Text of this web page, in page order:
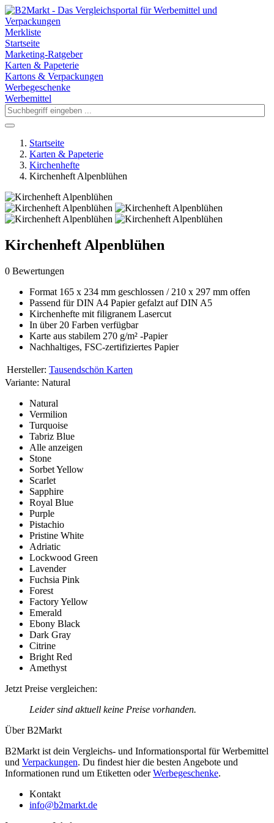
Merkliste
Startseite
Marketing-Ratgeber
Karten & Papeterie
Kartons & Verpackungen
Werbegeschenke
Werbemittel
Startseite
Karten & Papeterie
Kirchenhefte
Kirchenheft Alpenblühen
Kirchenheft Alpenblühen
0 Bewertungen
Format 165 x 234 mm geschlossen / 210 x 297 mm offen
Passend für DIN A4 Papier gefalzt auf DIN A5
Kirchenhefte mit filigranem Lasercut
In über 20 Farben verfügbar
Karte aus stabilem 270 g/m² -Papier
Nachhaltiges, FSC-zertifiziertes Papier
Hersteller: Tausendschön Karten
Variante: Natural
Natural
Vermilion
Turquoise
Tabriz Blue
Alle anzeigen
Stone
Sorbet Yellow
Scarlet
Sapphire
Royal Blue
Purple
Pistachio
Pristine White
Adriatic
Lockwood Green
Lavender
Fuchsia Pink
Forest
Factory Yellow
Emerald
Ebony Black
Dark Gray
Citrine
Bright Red
Amethyst
Jetzt Preise vergleichen:
Leider sind aktuell keine Preise vorhanden.
Über B2Markt
B2Markt ist dein Vergleichs- und Informationsportal für Werbemittel
und Verpackungen. Du findest hier die besten Angebote und
Informationen rund um Etiketten oderWerbegeschenke.
Kontakt
info@b2markt.de